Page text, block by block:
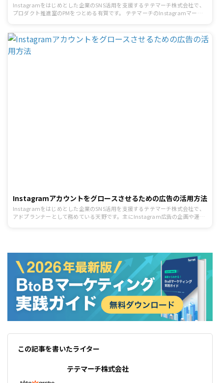
Instagramをはじめとした企業のSNS活用を支援するテテマーチ株式会社で、
プロダクト推進室のPMをつとめる有賀です。 テテマーチのInstagramマーケ
けるKPIについてどのようなものがあるかをご紹介しましたが、今回はKPIにつ
いてさらに深掘りしてお話しします。
Instagramアカウントをグロースさせるための広告の活用方法
Instagramをはじめとした企業のSNS活用を支援するテテマーチ株式会社で、
アドプランナーとして務めている天野です。主にInstagram広告の企画や運用
の広告の活用方法についてお話しします。ただし、「フォロワー数」はあくま
でひとつのKPIに過ぎないということを念頭においていただけると幸いです。
この記事を書いたライター
テテマーチ株式会社